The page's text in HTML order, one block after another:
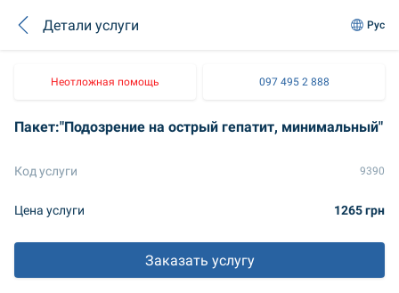
Детали услуги Рус
Неотложная помощь 097 495 2 888
Пакет:"Подозрение на острый гепатит, минимальный"
Код услуги 9390
Цена услуги 1265 грн
Заказать услугу